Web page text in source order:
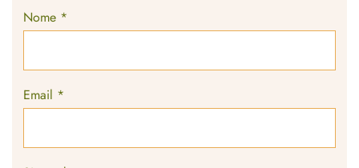
Nome *
Email *